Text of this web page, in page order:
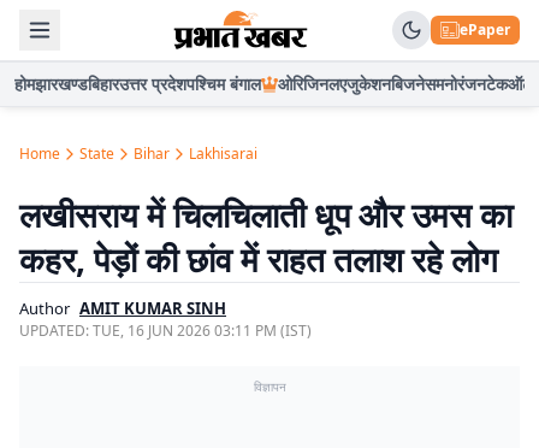
ePaper
होमझारखण्डबिहारउत्तर प्रदेशपश्चिम बंगाल ओरिजिनलएजुकेशनबिजनेसमनोरंजनटेकऑटो
Home State Bihar Lakhisarai
लखीसराय में चिलचिलाती धूप और उमस का
कहर, पेड़ों की छांव में राहत तलाश रहे लोग
Author AMIT KUMAR SINH
UPDATED:TUE, 16 JUN 2026 03:11 PM (IST)
विज्ञापन